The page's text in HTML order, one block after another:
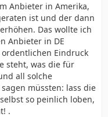
Anbieter in Amerika,
ist und der dann
Das wollte ich
Anbieter in DE
Eindruck
steht, was die für
all solche
müssten: lass die
so peinlich loben,
.